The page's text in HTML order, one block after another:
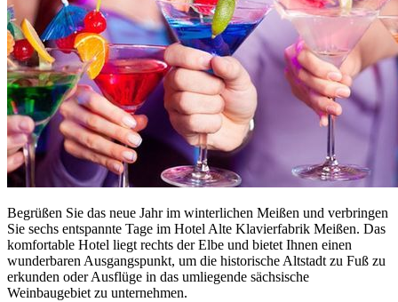
Begrüßen Sie das neue Jahr im winterlichen Meißen und verbringen
Sie sechs entspannte Tage im Hotel Alte Klavierfabrik Meißen. Das
komfortable Hotel liegt rechts der Elbe und bietet Ihnen einen
wunderbaren Ausgangspunkt, um die historische Altstadt zu Fuß zu
erkunden oder Ausflüge in das umliegende sächsische
Weinbaugebiet zu unternehmen.